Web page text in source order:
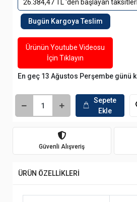
26.384,47 TL 'den başlayan
Bugün Kargoya Teslim
Ürünün Youtube Videosu
İçin Tıklayın
En geç 13 Ağustos Perşembe günü
Sepete
Ekle
Güvenli Alışveriş
ÜRÜN ÖZELLİKLERİ